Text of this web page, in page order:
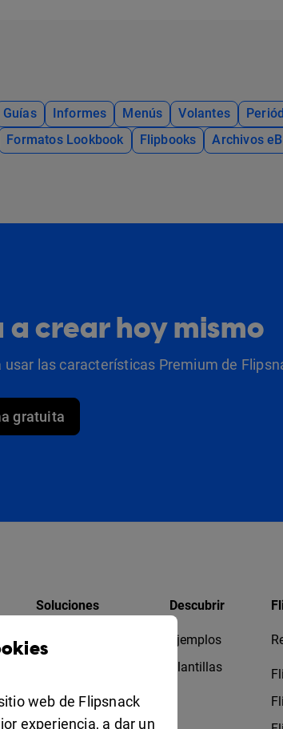
Guías Informes Menús Volantes
Formatos Lookbook Flipbooks Archivos
a crear hoy mismo
las características Premium de
gratuita
Soluciones
Colaboración
For education
Descubrir
Ejemplos
Plantillas
web de Flipsnack
experiencia, a dar un